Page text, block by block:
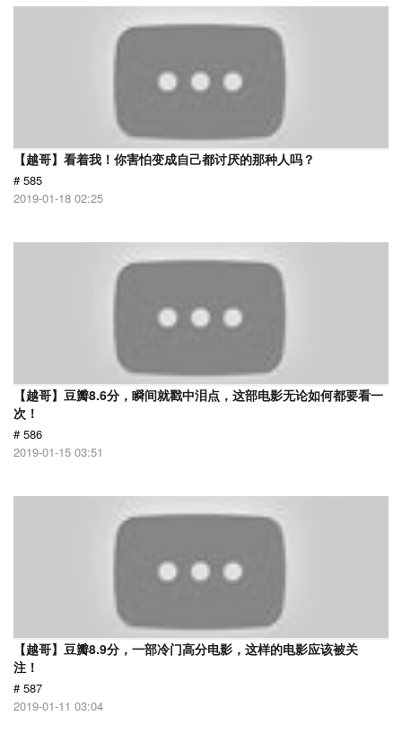
【越哥】看着我！你害怕变成自己都讨厌的那种人吗？
# 585
2019-01-18 02:25
【越哥】豆瓣8.6分，瞬间就戳中泪点，这部电影无论如何都要看一
次！
# 586
2019-01-15 03:51
【越哥】豆瓣8.9分，一部冷门高分电影，这样的电影应该被关
注！
# 587
2019-01-11 03:04